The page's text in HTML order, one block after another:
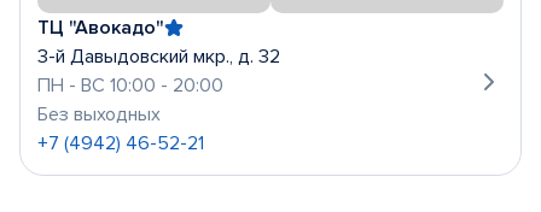
ТЦ "Авокадо"
3-й Давыдовский мкр., д. 32
ПН - ВС 10:00 - 20:00
Без выходных
+7 (4942) 46-52-21